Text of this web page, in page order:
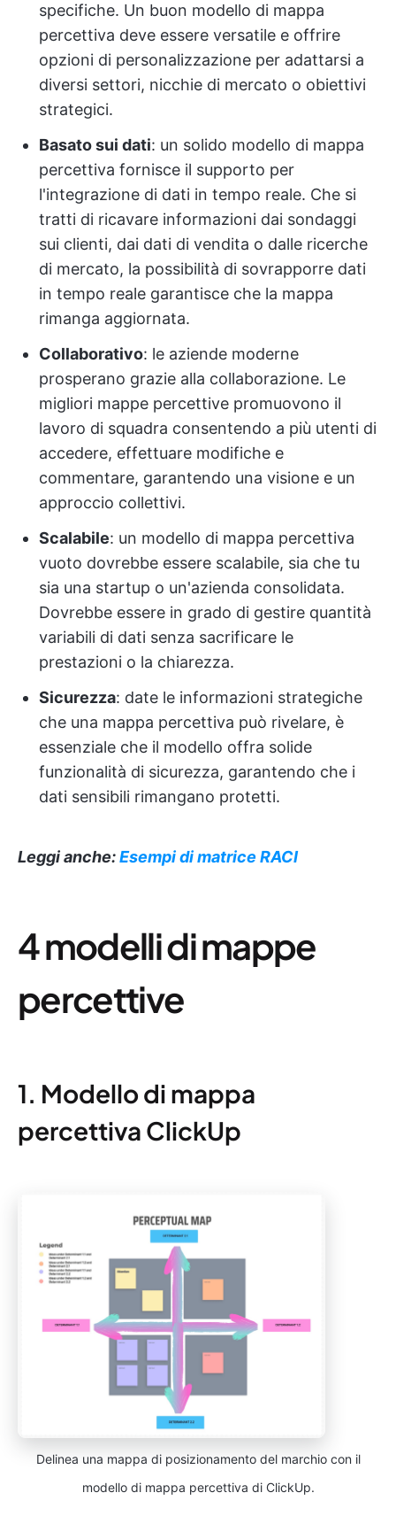
specifiche. Un buon modello di mappa
percettiva deve essere versatile e offrire
opzioni di personalizzazione per adattarsi a
diversi settori, nicchie di mercato o obiettivi
strategici.
Basato sui dati: un solido modello di mappa
percettiva fornisce il supporto per
l'integrazione di dati in tempo reale. Che si
tratti di ricavare informazioni dai sondaggi
sui clienti, dai dati di vendita o dalle ricerche
di mercato, la possibilità di sovrapporre dati
in tempo reale garantisce che la mappa
rimanga aggiornata.
Collaborativo: le aziende moderne
prosperano grazie alla collaborazione. Le
migliori mappe percettive promuovono il
lavoro di squadra consentendo a più utenti di
accedere, effettuare modifiche e
commentare, garantendo una visione e un
approccio collettivi.
Scalabile: un modello di mappa percettiva
vuoto dovrebbe essere scalabile, sia che tu
sia una startup o un'azienda consolidata.
Dovrebbe essere in grado di gestire quantità
variabili di dati senza sacrificare le
prestazioni o la chiarezza.
Sicurezza: date le informazioni strategiche
che una mappa percettiva può rivelare, è
essenziale che il modello offra solide
funzionalità di sicurezza, garantendo che i
dati sensibili rimangano protetti.
Leggi anche:Esempi di matrice RACI
4 modelli di mappe
percettive
1. Modello di mappa
percettiva ClickUp
Delinea una mappa di posizionamento del marchio con il
modello di mappa percettiva di ClickUp.